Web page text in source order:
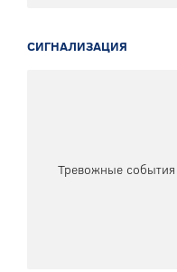
СИГНАЛИЗАЦИЯ
Тревожные события